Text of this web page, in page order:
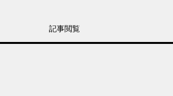
記事閲覧